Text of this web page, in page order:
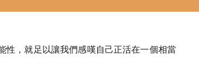
性，就足以讓我們感嘆自己正活在一個相當